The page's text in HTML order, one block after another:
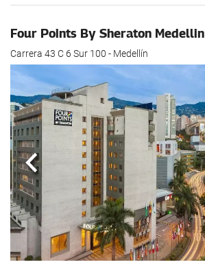
Four Points By Sheraton Medellin
Carrera 43 C 6 Sur 100 - Medellín
Anterior